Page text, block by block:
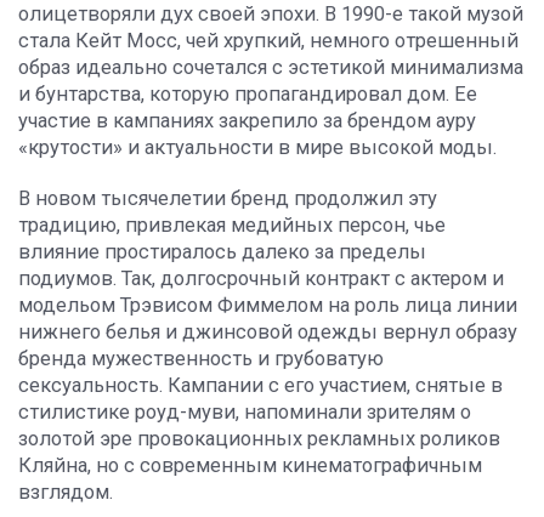
олицетворяли дух своей эпохи. В 1990-е такой музой
стала Кейт Мосс, чей хрупкий, немного отрешенный
образ идеально сочетался с эстетикой минимализма
и бунтарства, которую пропагандировал дом. Ее
участие в кампаниях закрепило за брендом ауру
«крутости» и актуальности в мире высокой моды.
В новом тысячелетии бренд продолжил эту
традицию, привлекая медийных персон, чье
влияние простиралось далеко за пределы
подиумов. Так, долгосрочный контракт с актером и
модельом Трэвисом Фиммелом на роль лица линии
нижнего белья и джинсовой одежды вернул образу
бренда мужественность и грубоватую
сексуальность. Кампании с его участием, снятые в
стилистике роуд-муви, напоминали зрителям о
золотой эре провокационных рекламных роликов
Кляйна, но с современным кинематографичным
взглядом.